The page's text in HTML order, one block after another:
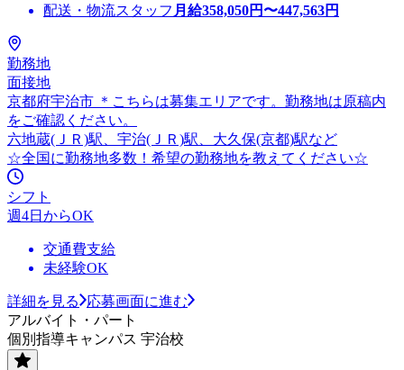
配送・物流スタッフ 月給358,050円〜447,563円
勤務地
面接地
京都府宇治市 ＊こちらは募集エリアです。勤務地は原稿内
をご確認ください。
六地蔵(ＪＲ)駅、宇治(ＪＲ)駅、大久保(京都)駅など
☆全国に勤務地多数！希望の勤務地を教えてください☆
シフト
週4日からOK
交通費支給
未経験OK
詳細を見る
応募画面に進む
アルバイト・パート
個別指導キャンパス 宇治校